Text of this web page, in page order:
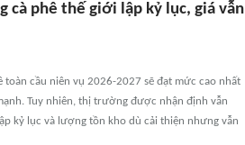
cà phê thế giới lập kỷ lục, giá vẫn
toàn cầu niên vụ 2026-2027 sẽ đạt mức cao nhất
Tuy nhiên, thị trường được nhận định vẫn
kỷ lục và lượng tồn kho dù cải thiện nhưng vẫn